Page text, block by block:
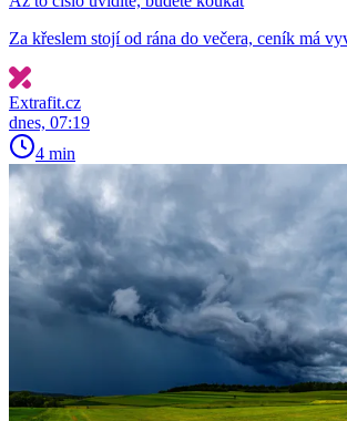
Za křeslem stojí od rána do večera, ceník má
Extrafit.cz
dnes, 07:19
4 min